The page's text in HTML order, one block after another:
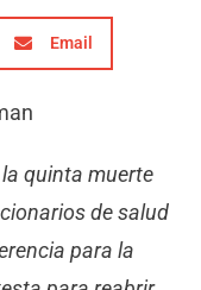
Email
quinta muerte
de salud
para la